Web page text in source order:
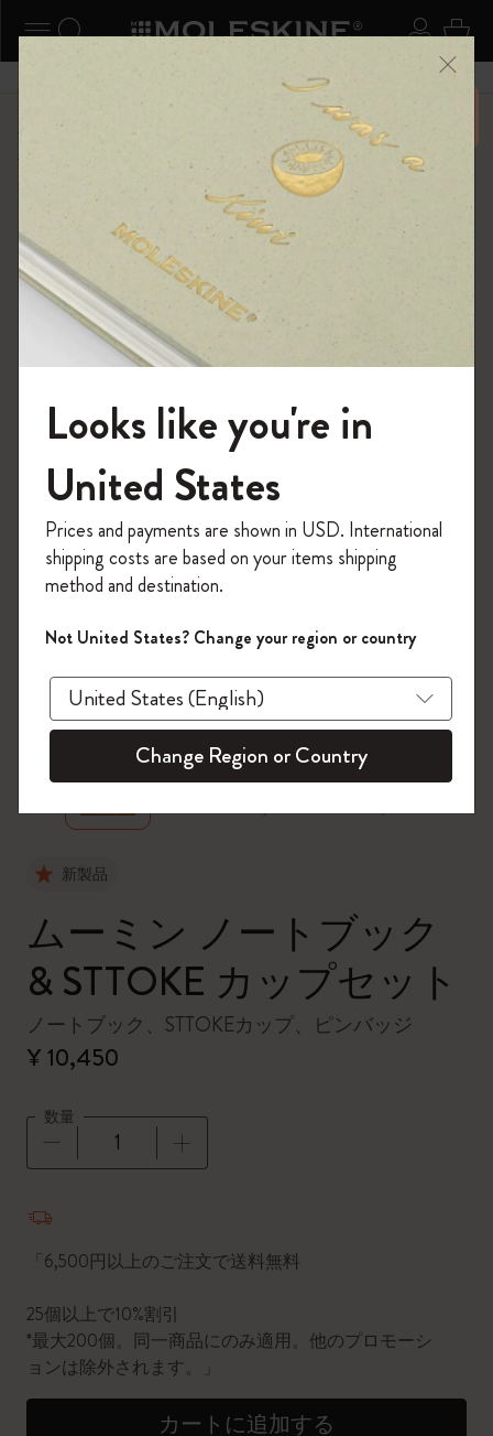
ナビゲーションの切替 ログ
検索 (キーワードなど) カ
6,500円以上のご購入で送料無料 メニ
ーを閉じる
ショップ
ムーミン コレクション
zoom.cta
新製品
ムーミン ノートブック
& STTOKE カップセット
ノートブック、STTOKEカップ、ピンバッジ
¥ 10,450
数量
「6,500円以上のご注文で送料無料
25個以上で10%割引
*最大200個。同一商品にのみ適用。他のプロモーシ
ョンは除外されます。」
カートに追加する
モレスキンの世界へようこそ
「WELCOME10」を入力すると、初回注
文が10%オフ＋送料無料になります。セ
ール・アウトレット品は適用外。
Moleskineアカウントを作成して限定オフ
ァーや会員特典、さらに多くのインスピ
レーションを手に入れましょう。
今すぐ会員登録 !
Looks like you're in
United States
Prices and payments are shown in USD. International
shipping costs are based on your items shipping
method and destination.
Not United States? Change your region or country
Change Region or Country